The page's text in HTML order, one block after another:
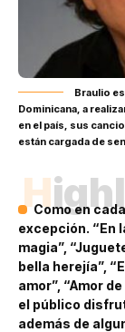
Braulio
Dominicana, a
en el país, sus
están cargada de
Como en
excepción. “En
magia”,
bella herejía”,
amor”, “Amor
el público
además de